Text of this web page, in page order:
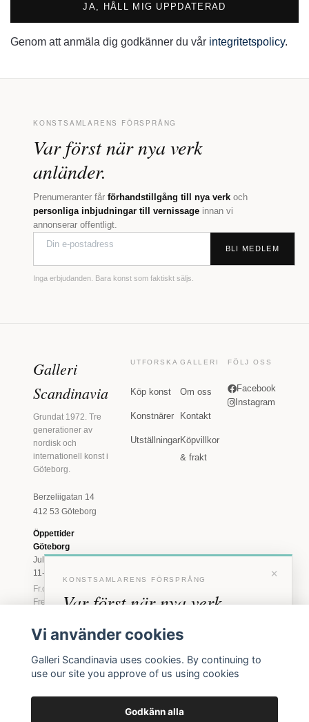
JA, HÅLL MIG UPPDATERAD
Genom att anmäla dig godkänner du vår integritetspolicy.
KONSTSAMLARENS FÖRSPRÅNG
Var först när nya verk
anländer.
Prenumeranter får förhandstillgång till nya verk och
personliga inbjudningar till vernissage innan vi
annonserar offentligt.
BLI MEDLEM
Inga erbjudanden. Bara konst som faktiskt säljs.
Galleri
Scandinavia
Grundat 1972. Tre
generationer av
nordisk och
internationell konst i
Göteborg.
Berzeliigatan 14
412 53 Göteborg
Öppettider
Göteborg
Juli: Tis 11-18 · Lör
11-16
Fr.o.m. augusti: Tis-
Fre 11-18 · Lör 11-
Marstrand
2026
Tis-Fre 11-18 ·
UTFORSKA
Köp konst
Konstnärer
Utställningar
GALLERI
Om oss
Kontakt
Köpvillkor
& frakt
FÖLJ OSS
Facebook
Instagram
×
KONSTSAMLARENS FÖRSPRÅNG
Var först när nya verk
anländer
inbjudningar till vernissage, innan vi annonserar
offentligt.
Vi använder cookies
Galleri Scandinavia uses cookies. By continuing to
use our site you approve of us using cookies
Godkänn alla